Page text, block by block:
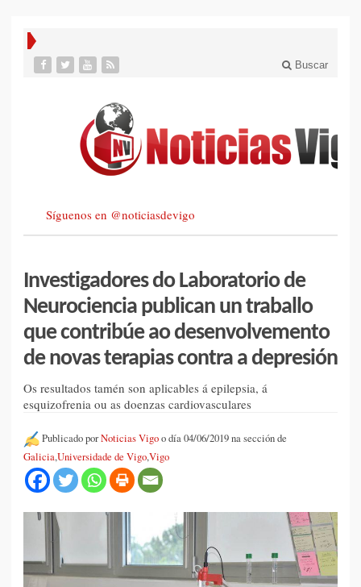
Buscar
Síguenos en @noticiasdevigo
Investigadores do Laboratorio de
Neurociencia publican un traballo
que contribúe ao desenvolvemento
de novas terapias contra a depresión
Os resultados tamén son aplicables á epilepsia, á
esquizofrenia ou as doenzas cardiovasculares
Publicado porNoticias Vigoo día 04/06/2019 na sección de
Galicia,Universidade de Vigo,Vigo